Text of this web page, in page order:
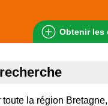
Obtenir les
la région